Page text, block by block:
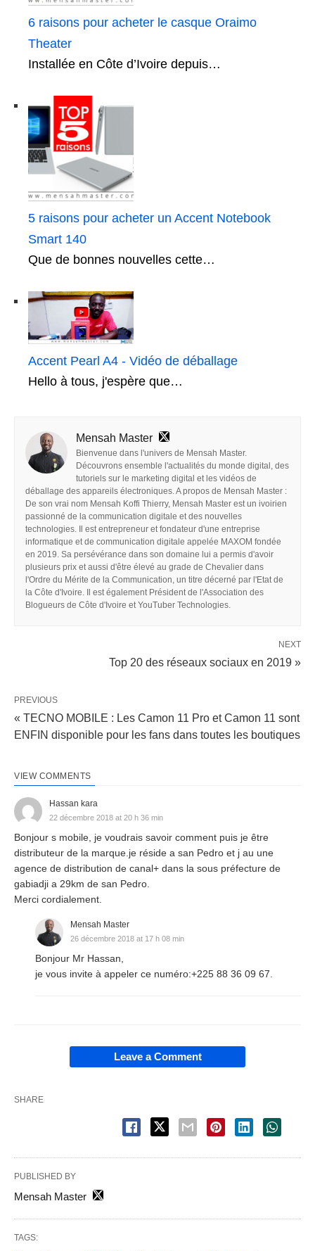
6 raisons pour acheter le casque Oraimo
Theater
Installée en Côte d’Ivoire depuis…
5 raisons pour acheter un Accent Notebook
Smart 140
Que de bonnes nouvelles cette…
Accent Pearl A4 - Vidéo de déballage
Hello à tous, j'espère que…
Mensah Master
Bienvenue dans l'univers de Mensah Master.
Découvrons ensemble l'actualités du monde digital, des
tutoriels sur le marketing digital et les vidéos de
déballage des appareils électroniques. A propos de Mensah Master :
De son vrai nom Mensah Koffi Thierry, Mensah Master est un ivoirien
passionné de la communication digitale et des nouvelles
technologies. Il est entrepreneur et fondateur d'une entreprise
informatique et de communication digitale appelée MAXOM fondée
en 2019. Sa persévérance dans son domaine lui a permis d'avoir
plusieurs prix et aussi d'être élevé au grade de Chevalier dans
l'Ordre du Mérite de la Communication, un titre décerné par l'Etat de
la Côte d'Ivoire. Il est également Président de l'Association des
Blogueurs de Côte d'Ivoire et YouTuber Technologies.
NEXT
Top 20 des réseaux sociaux en 2019 »
PREVIOUS
« TECNO MOBILE : Les Camon 11 Pro et Camon 11 sont
ENFIN disponible pour les fans dans toutes les boutiques
VIEW COMMENTS
Hassan kara
22 décembre 2018 at 20 h 36 min
Bonjour s mobile, je voudrais savoir comment puis je être
distributeur de la marque.je réside a san Pedro et j au une
agence de distribution de canal+ dans la sous préfecture de
gabiadji a 29km de san Pedro.
Merci cordialement.
Mensah Master
26 décembre 2018 at 17 h 08 min
Bonjour Mr Hassan,
je vous invite à appeler ce numéro:+225 88 36 09 67.
Leave a Comment
SHARE
PUBLISHED BY
Mensah Master
TAGS: